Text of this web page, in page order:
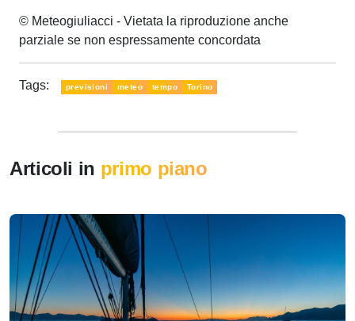
© Meteogiuliacci - Vietata la riproduzione anche
parziale se non espressamente concordata
Tags: previsioni meteo tempo Torino
Articoli in primo piano